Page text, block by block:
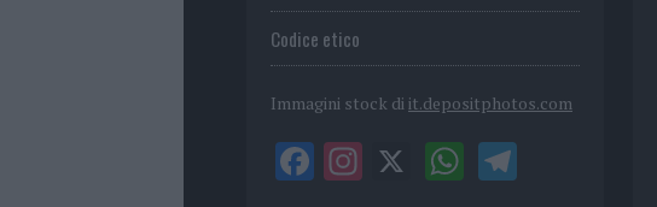
Codice etico
Immagini stock di it.depositphotos.com